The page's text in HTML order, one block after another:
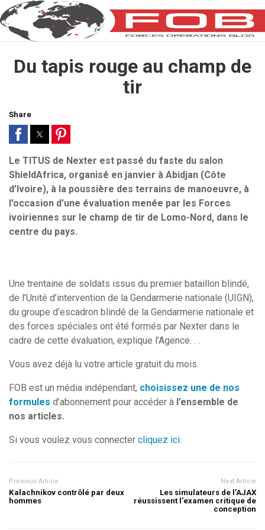
Du tapis rouge au champ de
tir
Share
Le TITUS de Nexter est passé du faste du salon
ShieldAfrica, organisé en janvier à Abidjan (Côte
d’Ivoire), à la poussière des terrains de manoeuvre, à
l’occasion d’une évaluation menée par les Forces
ivoiriennes sur le champ de tir de Lomo-Nord, dans le
centre du pays.
Une trentaine de soldats issus du premier bataillon blindé,
de l’Unité d’intervention de la Gendarmerie nationale (UIGN),
du groupe d’escadron blindé de la Gendarmerie nationale et
des forces spéciales ont été formés par Nexter dans le
cadre de cette évaluation, explique l’Agence. . .
Vous avez déjà lu votre article gratuit du mois.
FOB est un média indépendant, choisissez une de nos
formules d’abonnement pour accéder à l’ensemble de
nos articles.
Si vous voulez vous connecter cliquez ici.
Previous Article
Kalachnikov contrôlé par deux
hommes
Next Article
Les simulateurs de l’AJAX
réussissent l'examen critique de
conception